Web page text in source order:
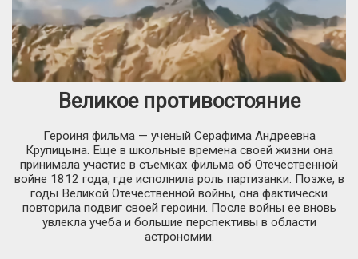
Великое противостояние
Героиня фильма — ученый Серафима Андреевна
Крупицына. Еще в школьные времена своей жизни она
принимала участие в съемках фильма об Отечественной
войне 1812 года, где исполнила роль партизанки. Позже, в
годы Великой Отечественной войны, она фактически
повторила подвиг своей героини. После войны ее вновь
увлекла учеба и большие перспективы в области
астрономии.